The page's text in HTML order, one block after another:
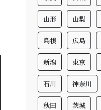
山形 山梨
島根 広島
新潟 東京
石川 神奈川
秋田 茨城